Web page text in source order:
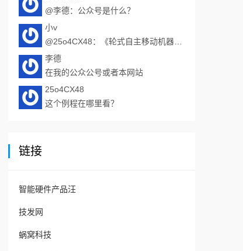
@李德：公众号是什么？
小v
李德
在我的公众公号或者本网站
25o4CX48
这个例程在哪里看？
链接
智能硬件产品汪
技发网
蜗窝科技